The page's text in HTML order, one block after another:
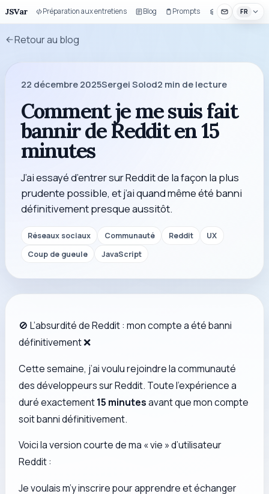
JSVar Préparation aux entretiens Blog Prompts Composants UI
FR
Retour au blog
22 décembre 2025Sergei Solod2 min de lecture
Comment je me suis fait
bannir de Reddit en 15
minutes
J’ai essayé d’entrer sur Reddit de la façon la plus
prudente possible, et j’ai quand même été banni
définitivement presque aussitôt.
Réseaux sociaux Communauté Reddit
UX
Coup de gueule
JavaScript
🚫 L’absurdité de Reddit : mon compte a été banni
définitivement ❌
Cette semaine, j’ai voulu rejoindre la communauté
des développeurs sur Reddit. Toute l’expérience a
duré exactement15 minutesavant que mon compte
soit banni définitivement.
Voici la version courte de ma « vie » d’utilisateur
Reddit :
Je voulais m’y inscrire pour apprendre et échanger